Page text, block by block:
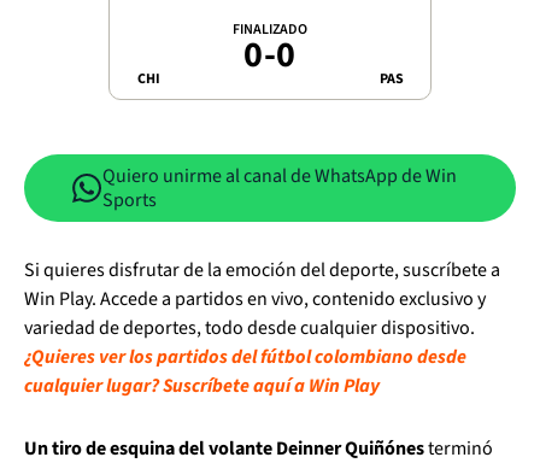
CHI
FINALIZADO
0-0 PAS
Quiero unirme al canal de WhatsApp de Win
Sports
Si quieres disfrutar de la emoción del deporte, suscríbete a
Win Play. Accede a partidos en vivo, contenido exclusivo y
variedad de deportes, todo desde cualquier dispositivo.
¿Quieres ver los partidos del fútbol colombiano desde
cualquier lugar? Suscríbete aquí a Win Play
Un tiro de esquina del volante Deinner Quiñónesterminó